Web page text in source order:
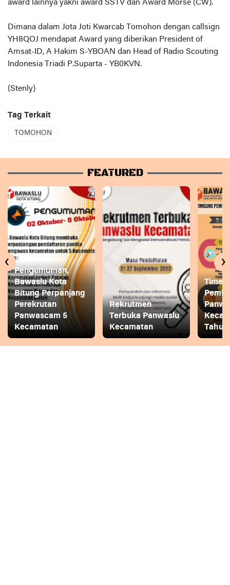
award lainnya yakni award SSTV dan Award Morse (CW).
Dimana dalam Jota Joti Kwarcab Tomohon dengan callsign
YH8QOJ mendapat Award yang diberikan President of
Amsat-ID, A Hakim S-YBOAN dan Head of Radio Scouting
Indonesia Triadi P.Suparta - YB0KVN.
(Stenly)
Tag Terkait
TOMOHON
FEATURED
Pengumuman,
Bawaslu Kota
Bitung Perpanjang
Perekrutan
Panwascam 5
Kecamatan
Rekrutmen
Terbuka Panwaslu
Kecamatan
Tahun
‹ ›